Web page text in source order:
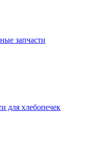
запчасти
для хлебопечек